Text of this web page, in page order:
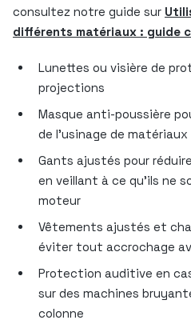
consultez notre guide sur
différents matériaux : guide
Lunettes ou visière de
projections
Masque anti-poussière
de l’usinage de
Gants ajustés pour
en veillant à ce qu’ils ne
moteur
Vêtements ajustés et
éviter tout accrochage
Protection auditive en
sur des machines
colonne